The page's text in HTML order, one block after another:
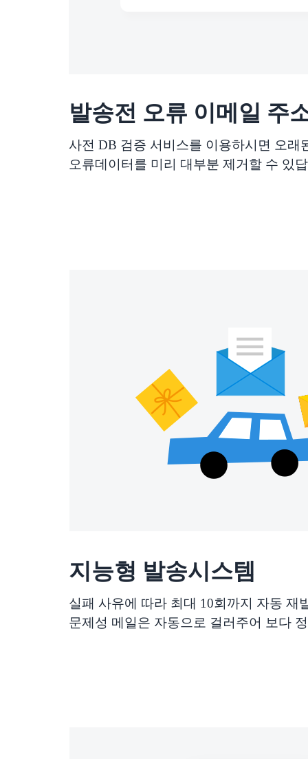
발송전 오류 이메일 주
사전 DB 검증 서비스를 이용하시면 오래
오류데이터를 미리 대부분 제거할 수 있
지능형 발송시스템
실패 사유에 따라 최대 10회까지 자동 재
문제성 메일은 자동으로 걸러주어 보다